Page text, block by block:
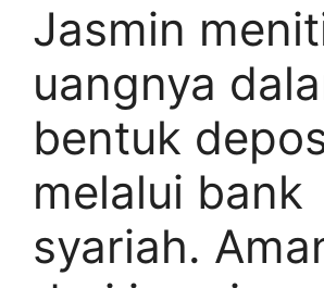
Jasmin
uangnya
bentuk
melalui bank
syariah.